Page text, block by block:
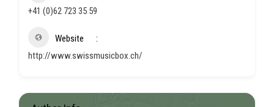
+41 (0)62 723 35 59
Website
http://www.swissmusicbox.ch/